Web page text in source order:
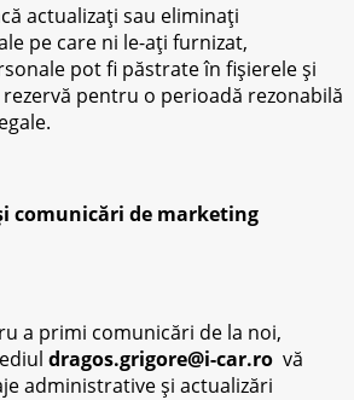
actualizați sau eliminați
pe care ni le-ați furnizat,
pot fi păstrate în fișierele și
pentru o perioadă rezonabilă
comunicări de marketing
a primi comunicări de la noi,
dragos.grigore@i-car.ro vă
administrative și actualizări